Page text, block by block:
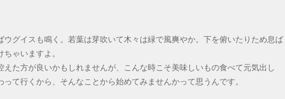
グイスも鳴く。若葉は芽吹いて木々は緑で風爽やか。下を俯いたりため息ば
ゃいますよ。
た方が良いかもしれませんが、こんな時こそ美味しいもの食べて元気出し
て行くから、そんなことから始めてみませんかって思うんです。